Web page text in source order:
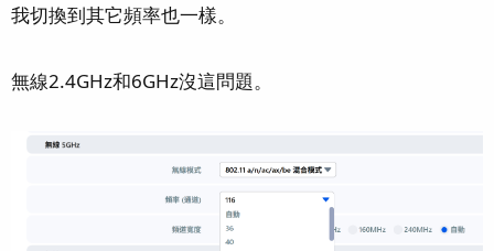
我切換到其它頻率也一樣。
無線2.4GHz和6GHz沒這問題。